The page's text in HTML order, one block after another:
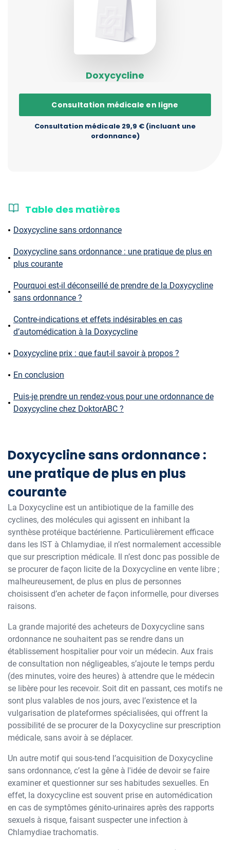
Doxycycline
Consultation médicale en ligne
Consultation médicale 29,9 € (incluant une
ordonnance)
Table des matières
Doxycycline sans ordonnance
Doxycycline sans ordonnance : une pratique de plus en
plus courante
Pourquoi est-il déconseillé de prendre de la Doxycycline
sans ordonnance ?
Contre-indications et effets indésirables en cas
d’automédication à la Doxycycline
Doxycycline prix : que faut-il savoir à propos ?
En conclusion
Puis-je prendre un rendez-vous pour une ordonnance de
Doxycycline chez DoktorABC ?
Doxycycline sans ordonnance :
une pratique de plus en plus
courante
La Doxycycline est un antibiotique de la famille des
cyclines, des molécules qui agissent en inhibant la
synthèse protéique bactérienne. Particulièrement efficace
dans les IST à Chlamydiae, il n’est normalement accessible
que sur prescription médicale. Il n’est donc pas possible de
se procurer de façon licite de la Doxycycline en vente libre ;
malheureusement, de plus en plus de personnes
choisissent d’en acheter de façon informelle, pour diverses
raisons.
La grande majorité des acheteurs de Doxycycline sans
ordonnance ne souhaitent pas se rendre dans un
établissement hospitalier pour voir un médecin. Aux frais
de consultation non négligeables, s’ajoute le temps perdu
(des minutes, voire des heures) à attendre que le médecin
se libère pour les recevoir. Soit dit en passant, ces motifs ne
sont plus valables de nos jours, avec l’existence et la
vulgarisation de plateformes spécialisées, qui offrent la
possibilité de se procurer de la Doxycycline sur prescription
médicale, sans avoir à se déplacer.
Un autre motif qui sous-tend l’acquisition de Doxycycline
sans ordonnance, c’est la gêne à l'idée de devoir se faire
examiner et questionner sur ses habitudes sexuelles. En
effet, la doxycycline est souvent prise en automédication
en cas de symptômes génito-urinaires après des rapports
sexuels à risque, faisant suspecter une infection à
Chlamydiae trachomatis.